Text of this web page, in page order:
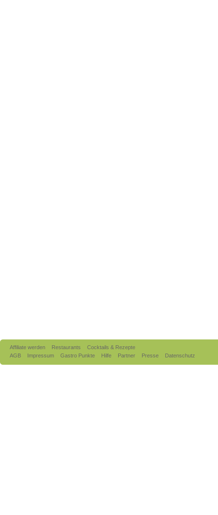
Affiliate werden Restaurants
Cocktails & Rezepte
AGB
Impressum Gastro Punkte Hilfe Partner Presse Datenschutz